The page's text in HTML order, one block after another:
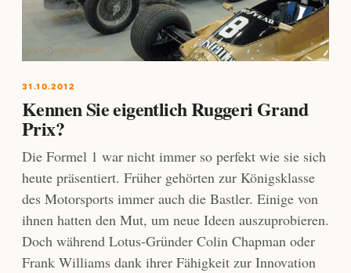
31.10.2012
Kennen Sie eigentlich Ruggeri Grand
Prix?
Die Formel 1 war nicht immer so perfekt wie sie sich
heute präsentiert. Früher gehörten zur Königsklasse
des Motorsports immer auch die Bastler. Einige von
ihnen hatten den Mut, um neue Ideen auszuprobieren.
Doch während Lotus-Gründer Colin Chapman oder
Frank Williams dank ihrer Fähigkeit zur Innovation